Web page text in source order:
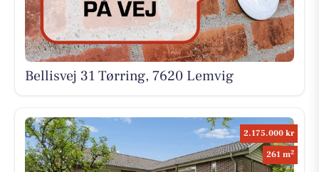
Bellisvej 31 Tørring, 7620 Lemvig
2.175.000 kr
261 m2